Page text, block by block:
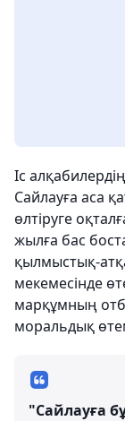
Іс
Сайлауға аса
өлтіруге
жылға бас
қылмыстық-
мекемесінде
марқұмның
моральдық
"Сайлауға